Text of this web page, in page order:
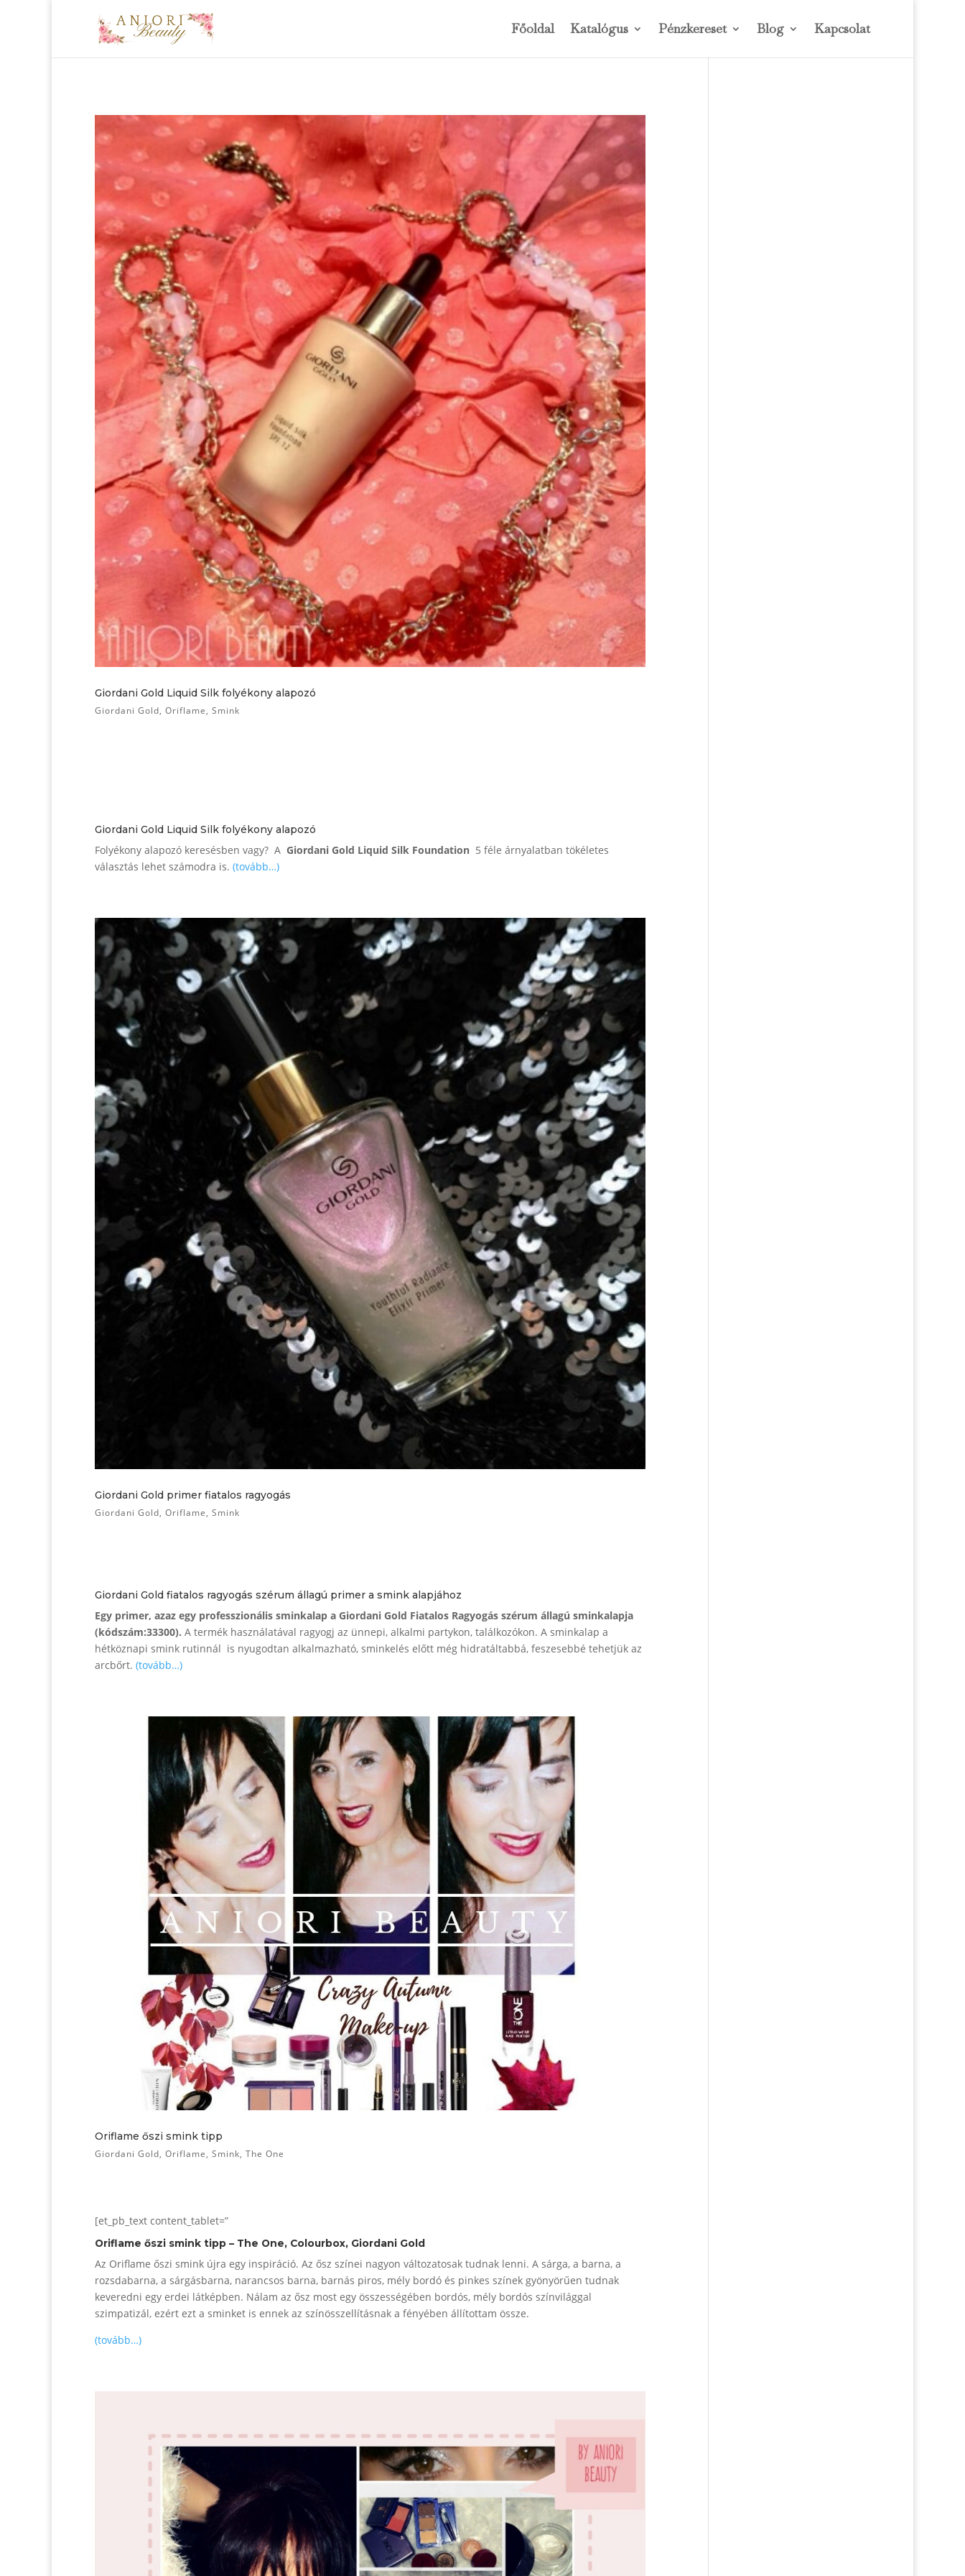
Főoldal Katalógus Pénzkereset Blog Kapcsolat
Giordani Gold Liquid Silk folyékony alapozó
Giordani Gold, Oriflame, Smink
Giordani Gold Liquid Silk folyékony alapozó
Folyékony alapozó keresésben vagy? A Giordani Gold Liquid Silk Foundation 5 féle árnyalatban tökéletes
választás lehet számodra is. (tovább…)
Giordani Gold primer fiatalos ragyogás
Giordani Gold, Oriflame, Smink
Giordani Gold fiatalos ragyogás szérum állagú primer a smink alapjához
Egy primer, azaz egy professzionális sminkalap a Giordani Gold Fiatalos Ragyogás szérum állagú sminkalapja
(kódszám:33300). A termék használatával ragyogj az ünnepi, alkalmi partykon, találkozókon. A sminkalap a
hétköznapi smink rutinnál is nyugodtan alkalmazható, sminkelés előtt még hidratáltabbá, feszesebbé tehetjük az
arcbőrt. (tovább…)
Oriflame őszi smink tipp
Giordani Gold, Oriflame, Smink, The One
[et_pb_text content_tablet=”
Oriflame őszi smink tipp – The One, Colourbox, Giordani Gold
Az Oriflame őszi smink újra egy inspiráció. Az ősz színei nagyon változatosak tudnak lenni. A sárga, a barna, a
rozsdabarna, a sárgásbarna, narancsos barna, barnás piros, mély bordó és pinkes színek gyönyörűen tudnak
keveredni egy erdei látképben. Nálam az ősz most egy összességében bordós, mély bordós színvilággal
szimpatizál, ezért ezt a sminket is ennek az színösszellításnak a fényében állítottam össze.
(tovább…)